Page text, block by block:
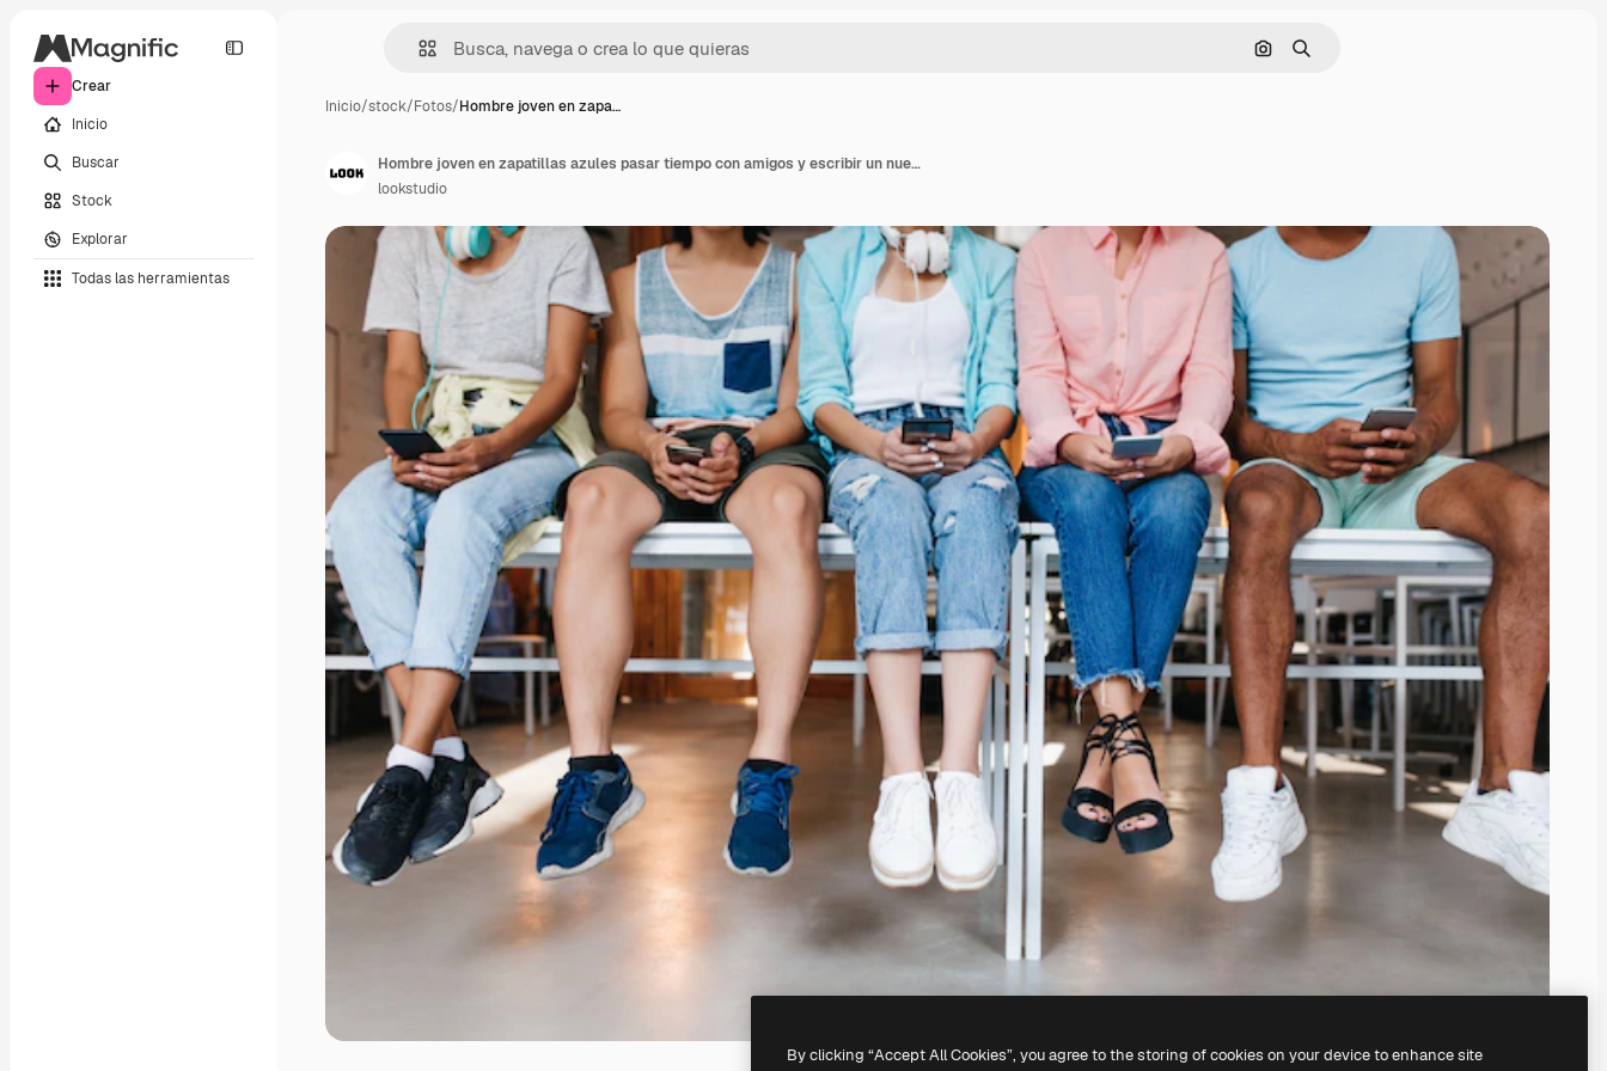
Crear
Inicio
Buscar
Stock
Explorar
Todas las herramientas
Buscar por imagen
Buscar
Inicio/stock/Fotos/Hombre joven en zapa…
Hombre joven en zapatillas azules pasar tiempo con amigos y escribir un nuevo mensaje en su celular. Retrato interior de estudiantes sentados juntos en el escritorio y usando teléfonos inteligentes.
lookstudio
By clicking “Accept All Cookies”, you agree to the storing of cookies on your device to enhance site